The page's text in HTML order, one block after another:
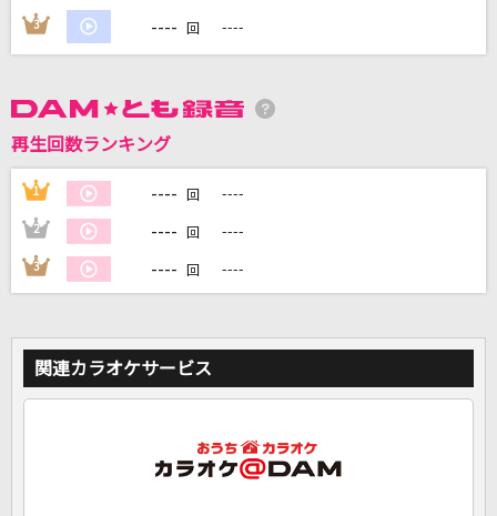
DAMの新曲・ランキングなど
DAMに会員登録・ログインして
カラオケをもっと楽しもう！
3 ---- 回 ----
再生回数ランキング
1 ---- 回 ----
2 ---- 回 ----
3 ---- 回 ----
関連カラオケサービス